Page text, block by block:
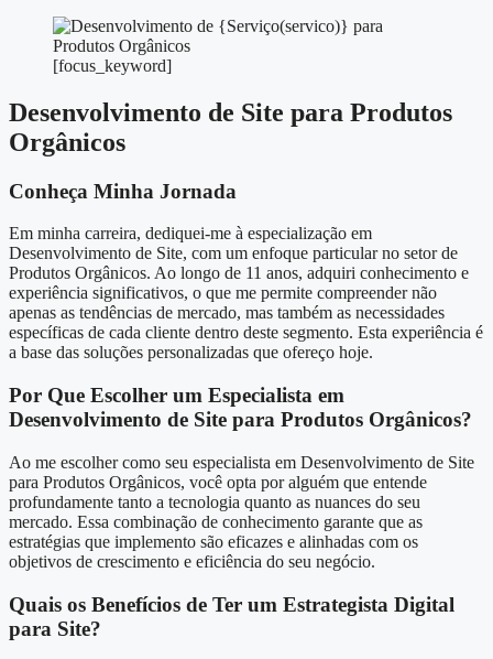
[focus_keyword]
Desenvolvimento de Site para Produtos
Orgânicos
Conheça Minha Jornada
Em minha carreira, dediquei-me à especialização em
Desenvolvimento de Site, com um enfoque particular no setor de
Produtos Orgânicos. Ao longo de 11 anos, adquiri conhecimento e
experiência significativos, o que me permite compreender não
apenas as tendências de mercado, mas também as necessidades
específicas de cada cliente dentro deste segmento. Esta experiência é
a base das soluções personalizadas que ofereço hoje.
Por Que Escolher um Especialista em
Desenvolvimento de Site para Produtos Orgânicos?
Ao me escolher como seu especialista em Desenvolvimento de Site
para Produtos Orgânicos, você opta por alguém que entende
profundamente tanto a tecnologia quanto as nuances do seu
mercado. Essa combinação de conhecimento garante que as
estratégias que implemento são eficazes e alinhadas com os
objetivos de crescimento e eficiência do seu negócio.
Quais os Benefícios de Ter um Estrategista Digital
para Site?